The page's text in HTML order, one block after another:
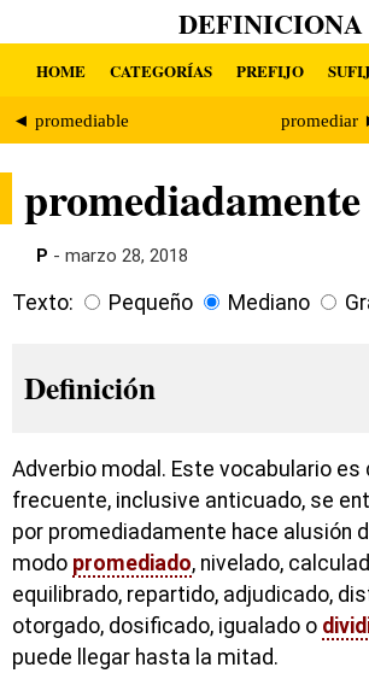
DEFINICIONA
HOME CATEGORÍAS PREFIJO
◄ promediable promediar
promediadamente
P - marzo 28, 2018
Texto: Pequeño Mediano
Definición
Adverbio modal. Este vocabulario es
frecuente, inclusive anticuado, se
por promediadamente hace alusión
modo promediado, nivelado,
equilibrado, repartido, adjudicado,
otorgado, dosificado, igualado o
puede llegar hasta la mitad.